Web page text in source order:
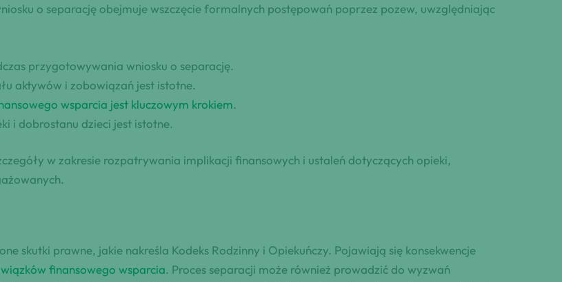
o separację obejmuje wszczęcie formalnych postępowań poprzez pozew, uwzględniając
przygotowywania wniosku o separację.
aktywów i zobowiązań jest istotne.
wsparcia jest kluczowym krokiem.
i dobrostanu dzieci jest istotne.
w zakresie rozpatrywania implikacji finansowych i ustaleń dotyczących opieki,
skutki prawne, jakie nakreśla Kodeks Rodzinny i Opiekuńczy. Pojawiają się konsekwencje
finansowego wsparcia. Proces separacji może również prowadzić do wyzwań